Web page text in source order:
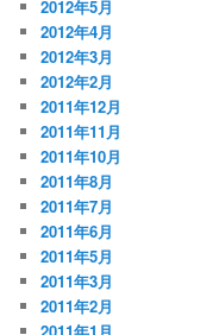
2012年5月
2012年4月
2012年3月
2012年2月
2011年12月
2011年11月
2011年10月
2011年8月
2011年7月
2011年6月
2011年5月
2011年3月
2011年2月
2011年1月